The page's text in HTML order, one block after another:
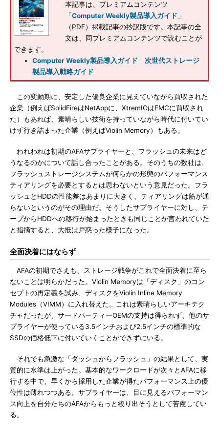
本記事は、プレミアムコンテンツ
「Computer Weekly製品導入ガイド 」
（PDF）掲載記事の抄訳版です。本記事の全
文は、同プレミアムコンテンツで読むことが
できます。
Computer Weekly製品導入ガイド 次世代ストレージ
製品導入戦略ガイド
この変動期に、安定した優良企業に見えていながら買収された
企業（例えばSolidFireはNetAppに、XtremIOはEMCに買収され
た）もあれば、素晴らしい技術を持っていながら時代に付いてい
けず行き詰まった企業（例えばViolin Memory）もある。
われわれは初期のAFAサプライヤーと、フラッシュの未来はど
うなるのかについて話し合ったことがある。そのうちの数社は、
フラッシュストレージシステムが何らかの形態のパフォーマンス
ティアリングを必要とするとは思わないという意見だった。フラ
ッシュとHDDの性能差はあまりに大きく、ティアリングは筋が通
らないというのがその理由だ。そうしたサプライヤーに対し、テ
ープからHDDへの移行が始まったときも同じことが言われていた
と指摘すると、大抵は戸惑った様子になった。
全面決着にはならず
AFAの初期でさえも、ストレージ戦争がこれで全面決着に至ら
ないことは明らかだった。Violin Memoryは「ディスク」のコン
セプトの再定義を試み、ディスクをViolin Inline Memory
Modules（VIMM）に入れ替えた。これは素晴らしいアーキテク
チャだったが、サードパーティーOEMの支持は得られず、他のサ
プライヤーが使っている3.5インチおよび2.5インチの標準的な
SSDの価格低下に付いていくことができずにいる。
それでも急激な「ダッシュからフラッシュ」の結果として、実
質的に水準は上がった。基本的なワークロードが次々とAFAに移
行する中で、早くから採用した企業が得たパフォーマンス上の優
位性は薄れつつある。サプライヤーは、目に見えるパフォーマン
ス向上を自分たちのAFAからもっと絞り出そうとして苦慮してい
る。